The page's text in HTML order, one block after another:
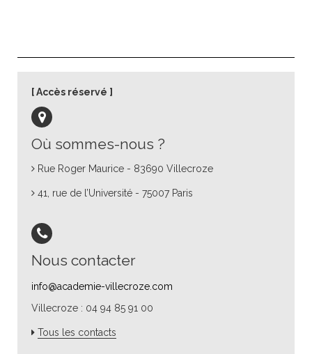
Où sommes-nous ?
Rue Roger Maurice - 83690 Villecroze
41, rue de l’Université - 75007 Paris
Nous contacter
info@academie-villecroze.com
Villecroze : 04 94 85 91 00
Tous les contacts
Accès réservé